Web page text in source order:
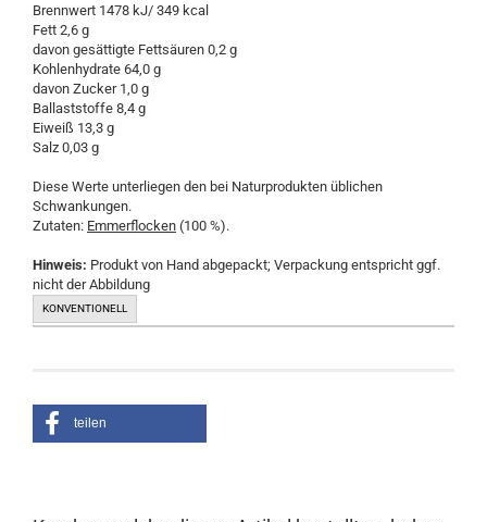
Brennwert 1478 kJ/ 349 kcal
Fett 2,6 g
davon gesättigte Fettsäuren 0,2 g
Kohlenhydrate 64,0 g
davon Zucker 1,0 g
Ballaststoffe 8,4 g
Eiweiß 13,3 g
Salz 0,03 g
Diese Werte unterliegen den bei Naturprodukten üblichen
Schwankungen.
Zutaten: Emmerflocken (100 %).
Hinweis: Produkt von Hand abgepackt; Verpackung entspricht ggf.
nicht der Abbildung
KONVENTIONELL
teilen